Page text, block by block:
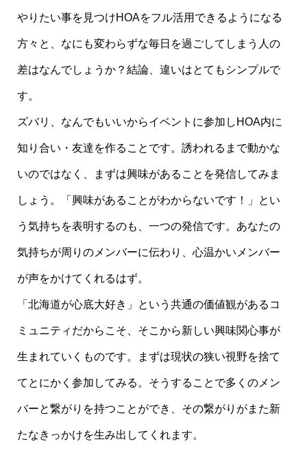
やりたい事を見つけHOAをフル活用できるようになる
方々と、なにも変わらずな毎日を過ごしてしまう人の
差はなんでしょうか？結論、違いはとてもシンプルで
す。
ズバリ、なんでもいいからイベントに参加しHOA内に
知り合い・友達を作ることです。誘われるまで動かな
いのではなく、まずは興味があることを発信してみま
しょう。「興味があることがわからないです！」とい
う気持ちを表明するのも、一つの発信です。あなたの
気持ちが周りのメンバーに伝わり、心温かいメンバー
が声をかけてくれるはず。
「北海道が心底大好き」という共通の価値観があるコ
ミュニティだからこそ、そこから新しい興味関心事が
生まれていくものです。まずは現状の狭い視野を捨て
てとにかく参加してみる。そうすることで多くのメン
バーと繋がりを持つことができ、その繋がりがまた新
たなきっかけを生み出してくれます。